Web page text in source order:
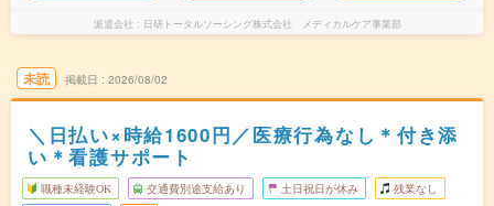
派遣会社 日研トータルソーシング株式会社 メディカルケア事業部
未読 掲載日 2026/08/02
＼日払い×時給1600円／医療行為なし＊付き添
い＊看護サポート
職種未経験OK 交通費別途支給あり 土日祝日が休み 残業なし